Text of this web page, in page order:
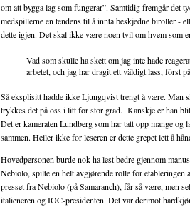
om att bygga lag som fungerar”. Samtidig fremgår det
medspillerne en tendens til å innta beskjedne biroller
dette igjen. Det skal ikke være noen tvil om hvem som
Vad som skulle ha skett om jag inte hade
arbetet, och jag har dragit ett väldigt lass, först
Så eksplisitt hadde ikke Ljungqvist trengt å være.
trykkes det på oss i litt for stor grad. Kanskje er han
Det er kameraten Lundberg som har tatt opp mange og
sammen. Heller ikke for leseren er dette grepet lett å
Hovedpersonen burde nok ha lest bedre gjennom
Nebiolo, spilte en helt avgjørende rolle for
presset fra Nebiolo (på Samaranch), får så være, men
italieneren og IOC-presidenten. Det var derimot